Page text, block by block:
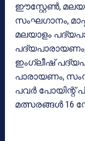
ഈസ്റ്റേണ്‍,
സംഘഗാനം,
മലയാളം
ഇംഗ്ലീഷ്
പാരായണം,
പവര്‍ പോയിന്റ്
മത്സരങ്ങള്‍ 16